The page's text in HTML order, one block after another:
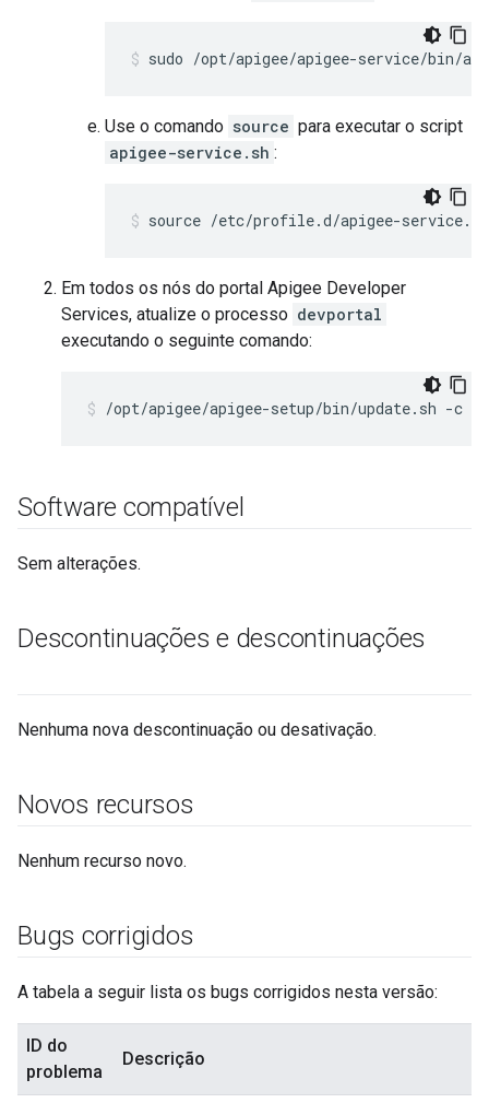
sudo /opt/apigee/apigee-service/bin/
Use o comando source para executar o script
apigee-service.sh :
source /etc/profile.d/apigee-service.sh
Em todos os nós do portal Apigee Developer
Services, atualize o processo devportal
executando o seguinte comando:
/opt/apigee/apigee-setup/bin/update.sh -c
Software compatível
Sem alterações.
Descontinuações e descontinuações
Nenhuma nova descontinuação ou desativação.
Novos recursos
Nenhum recurso novo.
Bugs corrigidos
A tabela a seguir lista os bugs corrigidos nesta versão:
ID do
problema
Descrição